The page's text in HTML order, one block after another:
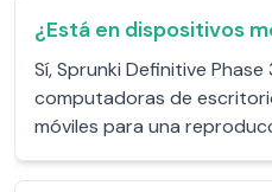
¿Está en dispositivos
Sí, Sprunki Definitive
computadoras de
móviles para una